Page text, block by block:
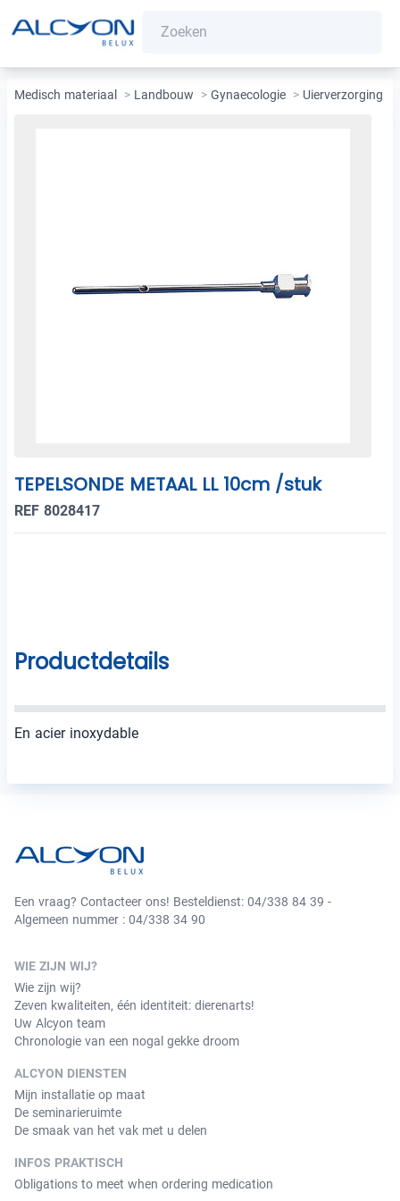
Medisch materiaal > Landbouw > Gynaecologie > Uierverzorging
TEPELSONDE METAAL LL 10cm /stuk
REF 8028417
Productdetails
En acier inoxydable
Een vraag? Contacteer ons! Besteldienst: 04/338 84 39 -
Algemeen nummer : 04/338 34 90
WIE ZIJN WIJ?
Wie zijn wij?
Zeven kwaliteiten, één identiteit: dierenarts!
Uw Alcyon team
Chronologie van een nogal gekke droom
ALCYON DIENSTEN
Mijn installatie op maat
De seminarieruimte
De smaak van het vak met u delen
INFOS PRAKTISCH
Obligations to meet when ordering medication